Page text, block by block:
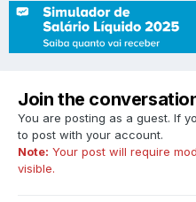
Join the
You are posting as a guest. If
to post with your account.
Note: Your post will require
visible.